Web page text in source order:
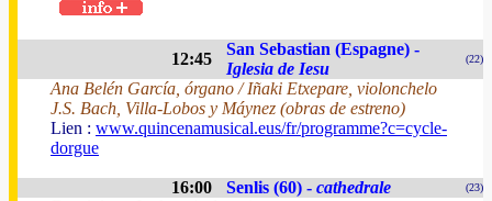
12:45
San Sebastian (Espagne) -
Iglesia de Iesu
(22)
Ana Belén García, órgano / Iñaki Etxepare, violonchelo
J.S. Bach, Villa-Lobos y Máynez (obras de estreno)
Lien : www.quincenamusical.eus/fr/programme?c=cycle-
dorgue
16:00 Senlis (60) - cathedrale (23)